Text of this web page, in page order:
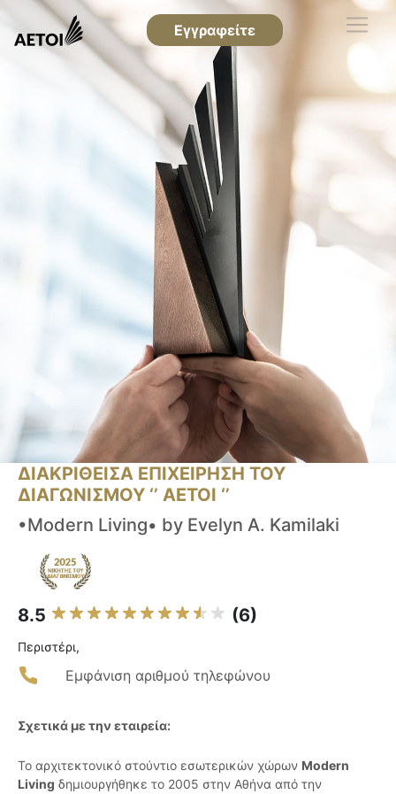
Εγγραφείτε
ΔΙΑΚΡΙΘΕΙΣΑ ΕΠΙΧΕΙΡΗΣΗ ΤΟΥ
ΔΙΑΓΩΝΙΣΜΟΥ ‘’ ΑΕΤΟΙ ‘’
•Modern Living• by Evelyn A. Kamilaki
8.5 (6)
Περιστέρι,
Εμφάνιση αριθμού τηλεφώνου
Σχετικά με την εταιρεία:
Το αρχιτεκτονικό στούντιο εσωτερικών χώρων Modern
Living δημιουργήθηκε το 2005 στην Αθήνα από την